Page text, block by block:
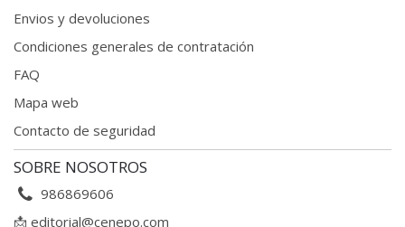
Envios y devoluciones
Condiciones generales de contratación
FAQ
Mapa web
Contacto de seguridad
SOBRE NOSOTROS
986869606
📩 editorial@cenepo.com